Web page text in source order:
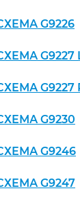
G9226
G9227
G9227
G9230
G9246
G9247